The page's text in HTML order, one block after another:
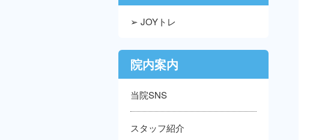
➢ JOYトレ
院内案内
当院SNS
スタッフ紹介